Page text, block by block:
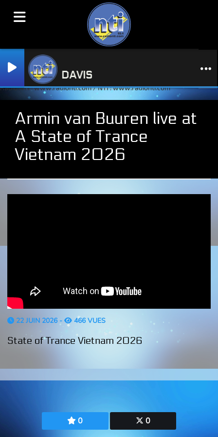
Radio NTI : www.radionti.com / NTI : www.radionti.com
FEAT JD DAVIS
Armin van Buuren live at
A State of Trance
Vietnam 2026
0 0
22 JUIN 2026 - 466 VUES
State of Trance Vietnam 2026